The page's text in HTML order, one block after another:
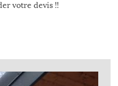
votre devis !!